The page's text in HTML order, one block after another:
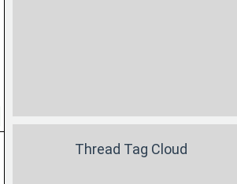
Thread Tag Cloud